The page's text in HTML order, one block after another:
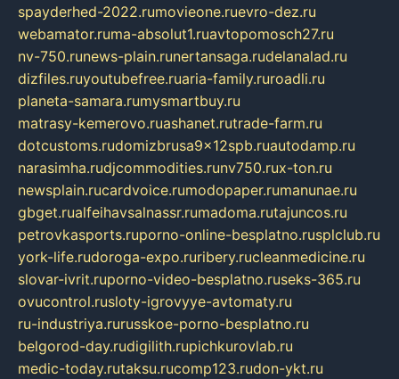
spayderhed-2022.rumovieone.ruevro-dez.ru
webamator.ruma-absolut1.ruavtopomosch27.ru
nv-750.runews-plain.runertansaga.rudelanalad.ru
dizfiles.ruyoutubefree.ruaria-family.ruroadli.ru
planeta-samara.rumysmartbuy.ru
matrasy-kemerovo.ruashanet.rutrade-farm.ru
dotcustoms.rudomizbrusa9x12spb.ruautodamp.ru
narasimha.rudjcommodities.runv750.rux-ton.ru
newsplain.rucardvoice.rumodopaper.rumanunae.ru
gbget.rualfeihavsalnassr.rumadoma.rutajuncos.ru
petrovkasports.ruporno-online-besplatno.rusplclub.ru
york-life.rudoroga-expo.ruribery.rucleanmedicine.ru
slovar-ivrit.ruporno-video-besplatno.ruseks-365.ru
ovucontrol.rusloty-igrovyye-avtomaty.ru
ru-industriya.rurusskoe-porno-besplatno.ru
belgorod-day.rudigilith.rupichkurovlab.ru
medic-today.rutaksu.rucomp123.rudon-ykt.ru